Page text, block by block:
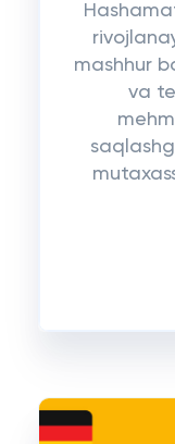
mashhur
va